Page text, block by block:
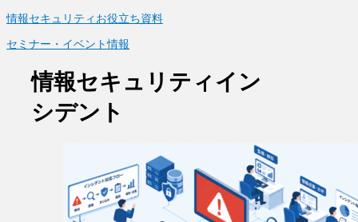
情報セキュリティお役立ち資料
セミナー・イベント情報
情報セキュリティイン
シデント